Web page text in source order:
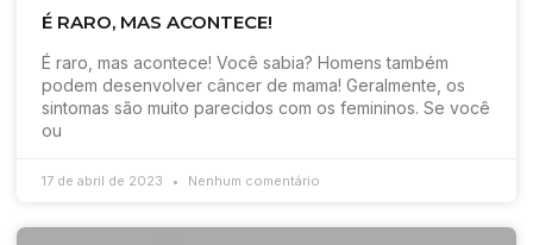
É RARO, MAS ACONTECE!
É raro, mas acontece! Você sabia? Homens também
podem desenvolver câncer de mama! Geralmente, os
sintomas são muito parecidos com os femininos. Se você
ou
17 de abril de 2023 Nenhum comentário